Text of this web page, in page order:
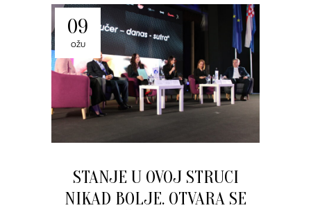
09
OŽU
STANJE U OVOJ STRUCI
NIKAD BOLJE. OTVARA SE